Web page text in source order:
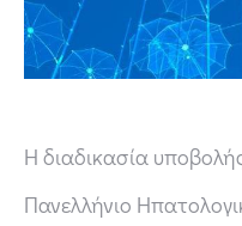
Η διαδικασία
Πανελλήνιο